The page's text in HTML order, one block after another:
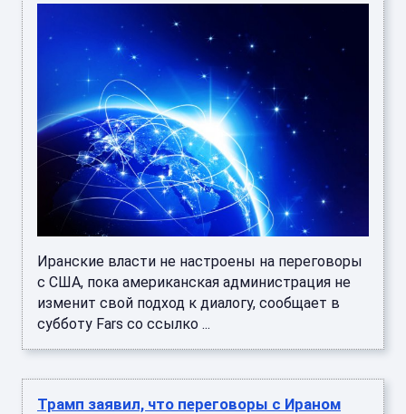
Иранские власти не настроены на переговоры
с США, пока американская администрация не
изменит свой подход к диалогу, сообщает в
субботу Fars со ссылко ...
Трамп заявил, что переговоры с Ираном